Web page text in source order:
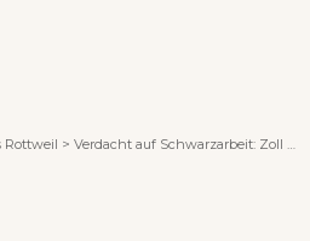
Rottweil > Verdacht auf Schwarzarbeit: Zoll durchsucht Wohn- und Geschäftsräume